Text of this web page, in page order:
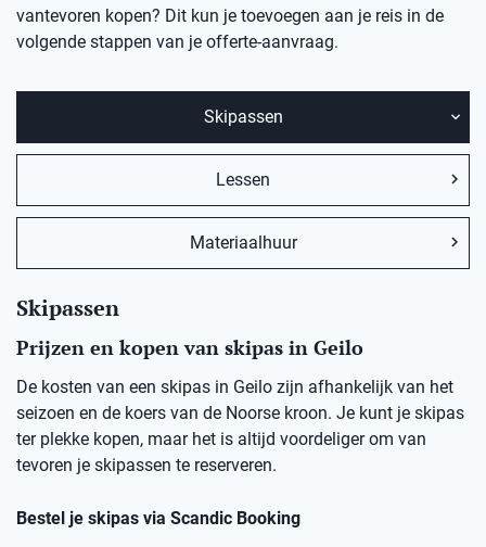
vantevoren kopen? Dit kun je toevoegen aan je reis in de
volgende stappen van je offerte-aanvraag.
Skipassen
Lessen
Materiaalhuur
Skipassen
Prijzen en kopen van skipas in Geilo
De kosten van een skipas in Geilo zijn afhankelijk van het
seizoen en de koers van de Noorse kroon. Je kunt je skipas
ter plekke kopen, maar het is altijd voordeliger om van
tevoren je skipassen te reserveren.
Bestel je skipas via Scandic Booking